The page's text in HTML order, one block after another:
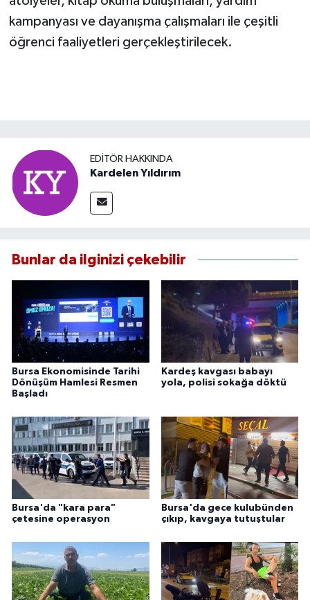
kampanyası ve dayanışma çalışmaları ile çeşitli
öğrenci faaliyetleri gerçekleştirilecek.
EDITÖR HAKKINDA
Kardelen Yıldırım
Bunlar da ilginizi çekebilir
Bursa Ekonomisinde Tarihi
Dönüşüm Hamlesi Resmen
Başladı
Kardeş kavgası babayı
yola, polisi sokağa döktü
Bursa'da "kara para"
çetesine operasyon
Bursa'da gece kulubünden
çıkıp, kavgaya tutuştular